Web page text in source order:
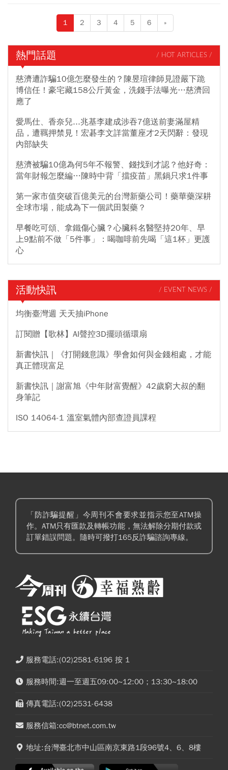
1 2 3 4 5 6 »
熱門話題 / HOT ARTICLES /
慈濟遭詐騙10億怎麼發生的？陳昱瑄律師見證嚴下跪
博信任！豪宅藏158公斤黃金，洗錢手法曝光…慈濟回
應了
愛馬仕、香奈兒...兆基李建成涉吞7億送前妻滿屋精
品，遭羈押禁見！宏碁李文詳當董座才2天閃辭：發現
內部缺失
慈濟被騙10億為何5年不報警、錢找到才認？他好奇：
當年財報怎麼編…陳時中背「擋疫苗」黑鍋只求1件事
第一家市值突破百億美元的台灣新藥公司！藥華藥深耕
全球市場，能成為下一個武田製藥？
早餐吃可頌、拿鐵傷心臟？心臟科名醫堅持20年、早
上9點前不做「5件事」：喝咖啡前先喝「這1杯」更護
心
活動快訊 / EVENT NEWS /
均衡臺灣週 天天抽iPhone
訂閱贈【歌林】AI聲控3D擺頭循環扇
新書快訊｜《打開錢意識》學會如何與金錢相處，才能
真正體現富足
新書快訊｜謝富旭《中年財富覺醒》42歲窮大叔的翻
身筆記
ISO 14064-1 溫室氣體內部查證員課程
「防詐騙提醒」今周刊不會要求並指示您至ATM操
作。ATM只有匯款及轉帳功能，無法解除分期付款或
訂單錯誤問題。隨時可撥打165反詐騙諮詢專線。
服務電話:(02)2581-6196 按 1
服務時間:週一至週五09:00~12:00；13:30~18:00
傳真電話:(02)2531-6438
服務信箱:cc@btnet.com.tw
地址:台灣臺北市中山區南京東路1段96號4、6、8樓